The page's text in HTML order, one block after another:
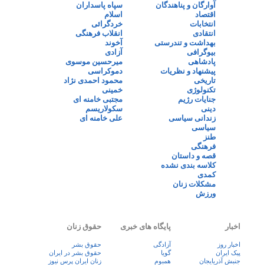
آوارگان و پناهندگان
اقتصاد
انتخابات
انتقادی
بهداشت و تندرستی
بیوگرافی
پادشاهی
پیشنهاد و نظریات
تاریخی
تکنولوژی
جنایات رژیم
دینی
زندانی سیاسی
سیاسی
طنز
فرهنگی
قصه و داستان
کلاسه بندی نشده
کمدی
مشکلات زنان
ورزش
سپاه پاسداران
اسلام
خردگرائی
انقلاب فرهنگی
آخوند
آزادی
میرحسین موسوی
دموکراسی
محمود احمدی نژاد
خمینی
مجتبی خامنه ای
سکولاریسم
علی خامنه ای
اخبار
اخبار روز
پيک ايران
جنبش آذربایجان
پایگاه های خبری
آزادگی
گویا
همبوم
حقوق زنان
حقوق بشر
حقوق بشر در ایران
زنان ايران پرس نيوز